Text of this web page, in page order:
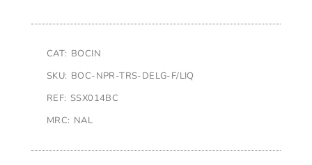
CAT: BOCIN
SKU: BOC-NPR-TRS-DELG-F/LIQ
REF: SSX014BC
MRC: NAL